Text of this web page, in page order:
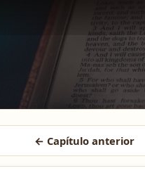
← Capítulo anterior